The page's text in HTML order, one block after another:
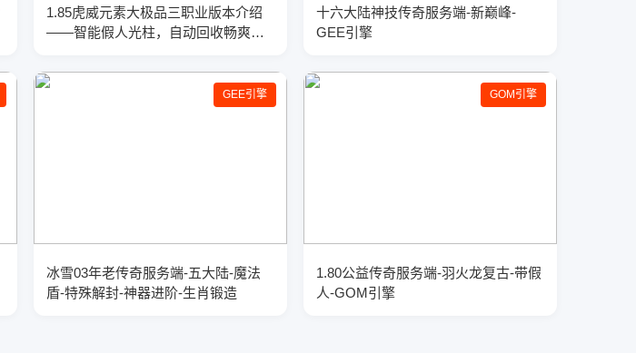
1.85虎威元素大极品三职业版本介绍
——智能假人光柱，自动回收畅爽体
十六大陆神技传奇服务端-新巅峰-
GEE引擎
GEE引擎
冰雪03年老传奇服务端-五大陆-魔法
盾-特殊解封-神器进阶-生肖锻造
GOM引擎
1.80公益传奇服务端-羽火龙复古-带假
人-GOM引擎